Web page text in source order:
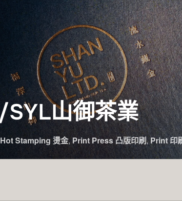
山御茶業
Hot Stamping 燙金,Print Press 凸版印刷,Print 印